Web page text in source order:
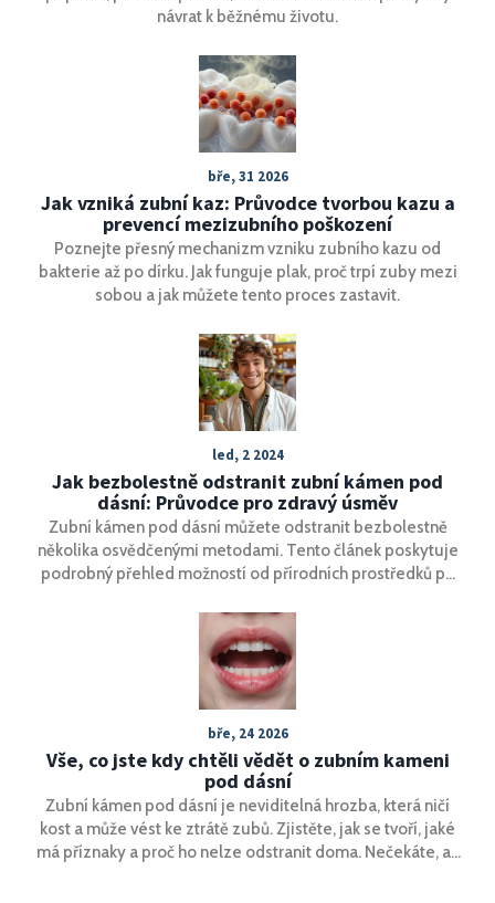
návrat k běžnému životu.
bře, 31 2026
Jak vzniká zubní kaz: Průvodce tvorbou kazu a
prevencí mezizubního poškození
Poznejte přesný mechanizm vzniku zubního kazu od
bakterie až po dírku. Jak funguje plak, proč trpí zuby mezi
sobou a jak můžete tento proces zastavit.
led, 2 2024
Jak bezbolestně odstranit zubní kámen pod
dásní: Průvodce pro zdravý úsměv
Zubní kámen pod dásní můžete odstranit bezbolestně
několika osvědčenými metodami. Tento článek poskytuje
podrobný přehled možností od přírodních prostředků po
na prevenci tvorby zubního kamene, jak sami přispět k
optimální ústní hygieně a jaké zásahy lze očekávat u
zubaře. Udržení zdravého a krásného úsměvu tak bude
jednodušší, než si možná myslíte.
bře, 24 2026
Vše, co jste kdy chtěli vědět o zubním kameni
pod dásní
Zubní kámen pod dásní je neviditelná hrozba, která ničí
kost a může vést ke ztrátě zubů. Zjistěte, jak se tvoří, jaké
má příznaky a proč ho nelze odstranit doma. Nečekáte, až